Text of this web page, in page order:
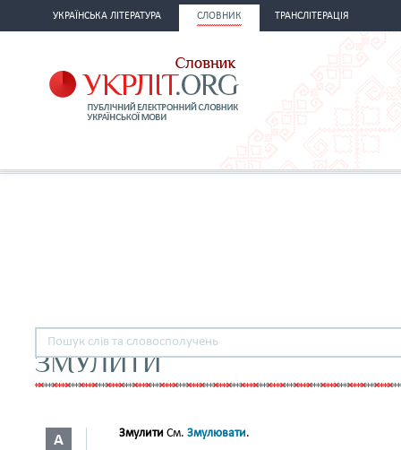
УКРАЇНСЬКА ЛІТЕРАТУРА СЛОВНИК ТРАНСЛІТЕРАЦІЯ
ЗМУЛИТИ
А Змулити См. Змулювати.